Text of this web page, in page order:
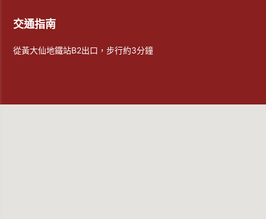
交通指南
從黃大仙地鐵站B2出口，步行約3分鐘